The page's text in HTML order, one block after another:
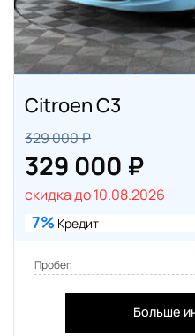
Citroen C3
329 000 ₽
329 000 ₽
скидка до 10.08.2026
7% Кредит
Пробег
Больше